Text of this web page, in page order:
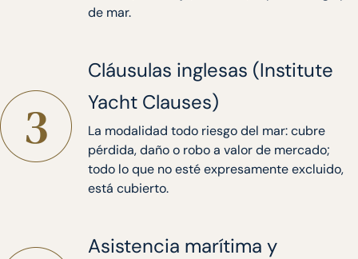
de mar.
Cláusulas inglesas (Institute
Yacht Clauses)
La modalidad todo riesgo del mar: cubre
pérdida, daño o robo a valor de mercado;
todo lo que no esté expresamente excluido,
está cubierto.
Asistencia marítima y